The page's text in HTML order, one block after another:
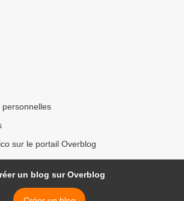
sur le portail Overblog
un blog sur Overblog